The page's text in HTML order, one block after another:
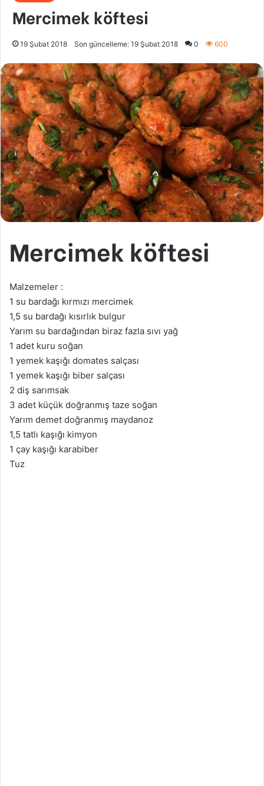
Mercimek köftesi
19 Şubat 2018 Son güncelleme: 19 Şubat 2018 0 600
Mercimek köftesi
Malzemeler :
1 su bardağı kırmızı mercimek
1,5 su bardağı kısırlık bulgur
Yarım su bardağından biraz fazla sıvı yağ
1 adet kuru soğan
1 yemek kaşığı domates salçası
1 yemek kaşığı biber salçası
2 diş sarımsak
3 adet küçük doğranmış taze soğan
Yarım demet doğranmış maydanoz
1,5 tatlı kaşığı kimyon
1 çay kaşığı karabiber
Tuz